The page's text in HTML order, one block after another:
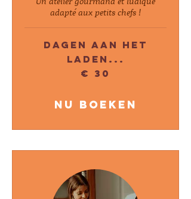
adapté aux petits chefs !
Dagen aan het
laden...
€ 30
Nu boeken